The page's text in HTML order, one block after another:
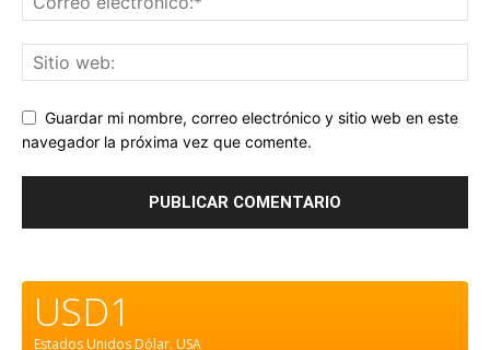
Guardar mi nombre, correo electrónico y sitio web en este
navegador la próxima vez que comente.
USD1
Estados Unidos Dólar. USA